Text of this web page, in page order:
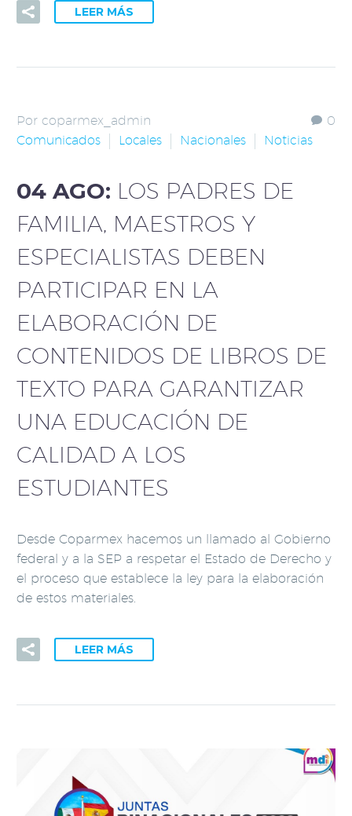
LEER MÁS
0
Por coparmex_admin
Comunicados
Locales Nacionales Noticias
04 AGO: LOS PADRES DE
FAMILIA, MAESTROS Y
ESPECIALISTAS DEBEN
PARTICIPAR EN LA
ELABORACIÓN DE
CONTENIDOS DE LIBROS DE
TEXTO PARA GARANTIZAR
UNA EDUCACIÓN DE
CALIDAD A LOS
ESTUDIANTES
Desde Coparmex hacemos un llamado al Gobierno
federal y a la SEP a respetar el Estado de Derecho y
el proceso que establece la ley para la elaboración
de estos materiales.
LEER MÁS